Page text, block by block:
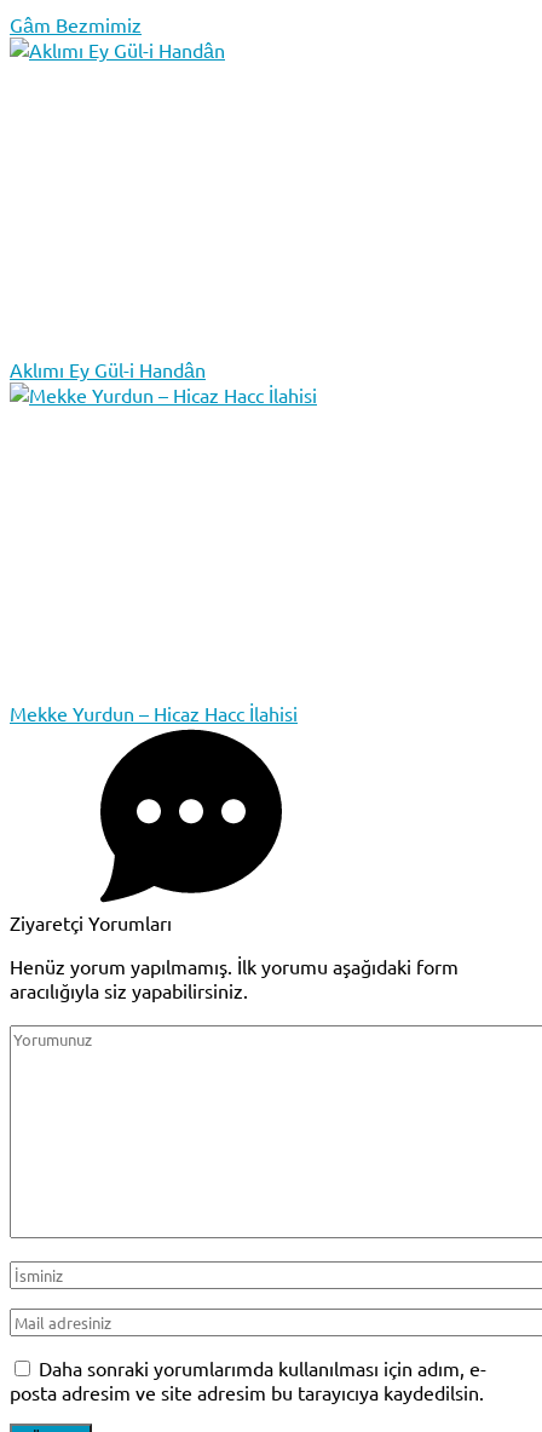
Gâm Bezmimiz
Aklımı Ey Gül-i Handân
Mekke Yurdun – Hicaz Hacc İlahisi
Ziyaretçi Yorumları
Henüz yorum yapılmamış. İlk yorumu aşağıdaki form
aracılığıyla siz yapabilirsiniz.
Daha sonraki yorumlarımda kullanılması için adım, e-
posta adresim ve site adresim bu tarayıcıya kaydedilsin.